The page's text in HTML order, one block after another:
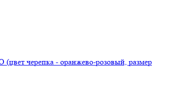
черепка - оранжево-розовый, размер